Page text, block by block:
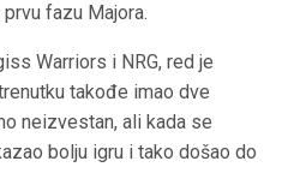
fazu Majora.
Warriors i NRG, red je
takođe imao dve
neizvestan, ali kada se
bolju igru i tako došao do